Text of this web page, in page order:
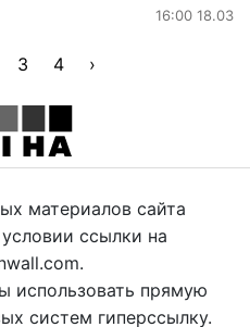
16:00 18.03
3 4 ›
материалов сайта
ссылки на
прямую
систем гиперссылку.